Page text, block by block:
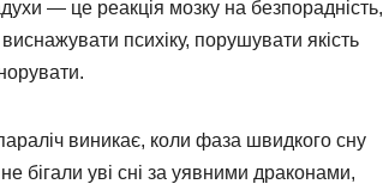
— це реакція мозку на безпорадність,
психіку, порушувати якість
виникає, коли фаза швидкого сну
бігали уві сні за уявними драконами,